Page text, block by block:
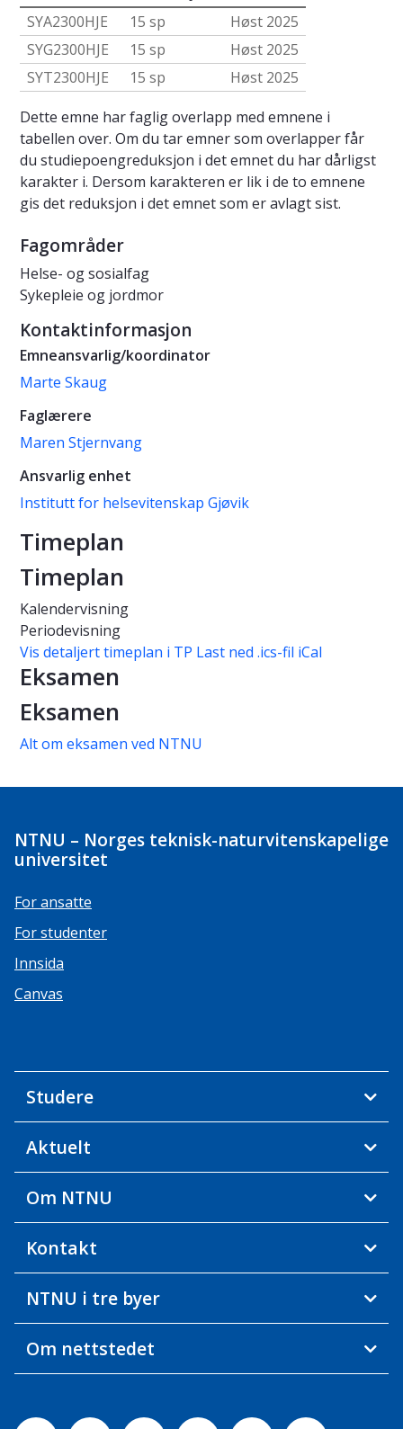
SYA2300HJE 15 sp
Høst 2025
SYG2300HJE
15 sp
Høst 2025
SYT2300HJE
15 sp
Høst 2025
Dette emne har faglig overlapp med emnene i
tabellen over. Om du tar emner som overlapper får
du studiepoengreduksjon i det emnet du har dårligst
karakter i. Dersom karakteren er lik i de to emnene
gis det reduksjon i det emnet som er avlagt sist.
Fagområder
Helse- og sosialfag
Sykepleie og jordmor
Kontaktinformasjon
Emneansvarlig/koordinator
Marte Skaug
Faglærere
Maren Stjernvang
Ansvarlig enhet
Institutt for helsevitenskap Gjøvik
Timeplan
Timeplan
Kalendervisning
Periodevisning
Vis detaljert timeplan i TP Last ned .ics-fil iCal
Eksamen
Eksamen
Alt om eksamen ved NTNU
NTNU – Norges teknisk-naturvitenskapelige
universitet
For ansatte
For studenter
Innsida
Canvas
Studere
Aktuelt
Om NTNU
Kontakt
NTNU i tre byer
Om nettstedet